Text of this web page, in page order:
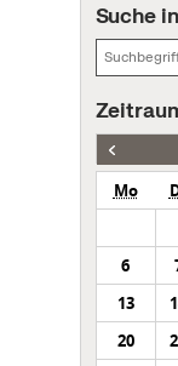
Suche
Mo
6
13
20